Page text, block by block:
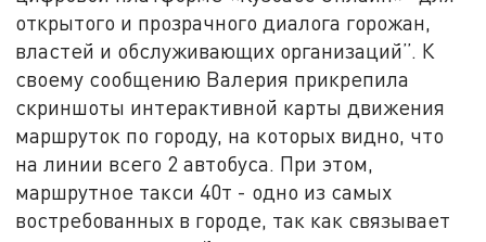
открытого и прозрачного диалога горожан,
властей и обслуживающих организаций”. К
своему сообщению Валерия прикрепила
скриншоты интерактивной карты движения
маршруток по городу, на которых видно, что
на линии всего 2 автобуса. При этом,
маршрутное такси 40т - одно из самых
востребованных в городе, так как связывает